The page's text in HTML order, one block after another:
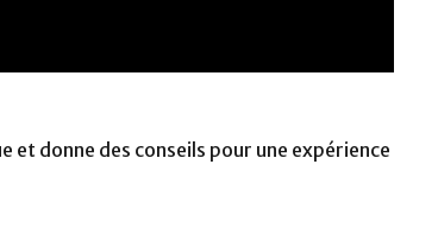
donne des conseils pour une expérience